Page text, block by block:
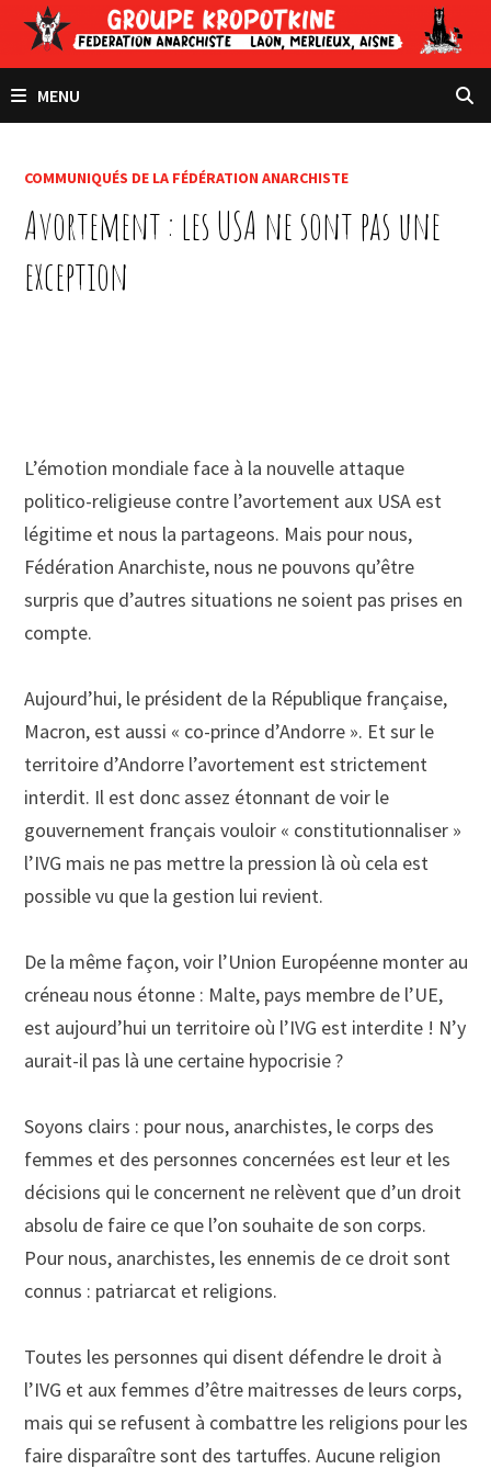
Passer
contenu
MENU
COMMUNIQUÉS DE LA FÉDÉRATION ANARCHISTE
Avortement : les USA ne sont pas une
exception
L’émotion mondiale face à la nouvelle attaque
politico-religieuse contre l’avortement aux USA est
légitime et nous la partageons. Mais pour nous,
Fédération Anarchiste, nous ne pouvons qu’être
surpris que d’autres situations ne soient pas prises en
compte.
Aujourd’hui, le président de la République française,
Macron, est aussi « co-prince d’Andorre ». Et sur le
territoire d’Andorre l’avortement est strictement
interdit. Il est donc assez étonnant de voir le
gouvernement français vouloir « constitutionnaliser »
l’IVG mais ne pas mettre la pression là où cela est
possible vu que la gestion lui revient.
De la même façon, voir l’Union Européenne monter au
créneau nous étonne : Malte, pays membre de l’UE,
est aujourd’hui un territoire où l’IVG est interdite ! N’y
aurait-il pas là une certaine hypocrisie ?
Soyons clairs : pour nous, anarchistes, le corps des
femmes et des personnes concernées est leur et les
décisions qui le concernent ne relèvent que d’un droit
absolu de faire ce que l’on souhaite de son corps.
Pour nous, anarchistes, les ennemis de ce droit sont
connus : patriarcat et religions.
Toutes les personnes qui disent défendre le droit à
l’IVG et aux femmes d’être maitresses de leurs corps,
mais qui se refusent à combattre les religions pour les
faire disparaître sont des tartuffes. Aucune religion